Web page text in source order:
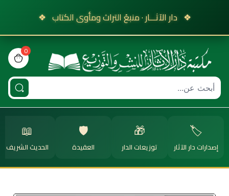
❖ دار الآثـــار · منبعُ التراث ومأوى الكتاب ❖
0
bag
🏷️
إصدارات دار الآثار
🎁
توزيعات الدار
🛡️
العقيدة
📖
الحديث الشريف